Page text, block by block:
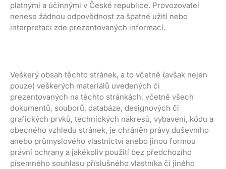
platnými a účinnými v České republice. Provozovatel
nenese žádnou odpovědnost za špatné užití nebo
interpretaci zde prezentovaných informací.
Veškerý obsah těchto stránek, a to včetně (avšak nejen
pouze) veškerých materiálů uvedených či
prezentovaných na těchto stránkách, včetně všech
dokumentů, souborů, databáze, designových či
grafických prvků, technických nákresů, vybavení, kódu a
obecného vzhledu stránek, je chráněn právy duševního
anebo průmyslového vlastnictví anebo jinou formou
právní ochrany a jakékoliv použití bez předchozího
písemného souhlasu příslušného vlastníka či jiného